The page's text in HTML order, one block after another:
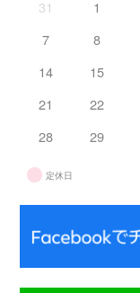
31 1
7
8
14
15
21
22
28
29
定休日